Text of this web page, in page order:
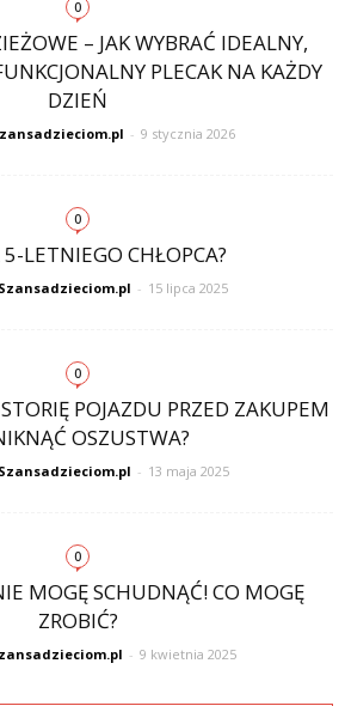
0
– JAK WYBRAĆ IDEALNY,
PLECAK NA KAŻDY
DZIEŃ
- 9 stycznia 2026
0
LETNIEGO CHŁOPCA?
- 15 lipca 2025
0
POJAZDU PRZED ZAKUPEM
OSZUSTWA?
- 13 maja 2025
0
MOGĘ SCHUDNĄĆ! CO MOGĘ
ZROBIĆ?
- 9 kwietnia 2025